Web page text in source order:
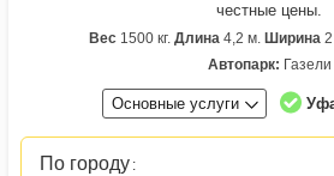
честные цены.
Вес 1500 кг. Длина 4,2 м. Ширина
Автопарк: Газели
Основные услуги
По городу :